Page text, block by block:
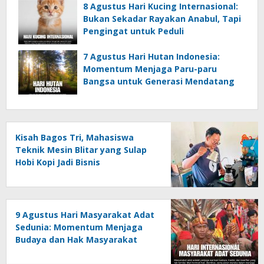
8 Agustus Hari Kucing Internasional:
Bukan Sekadar Rayakan Anabul, Tapi
Pengingat untuk Peduli
7 Agustus Hari Hutan Indonesia:
Momentum Menjaga Paru-paru
Bangsa untuk Generasi Mendatang
Kisah Bagos Tri, Mahasiswa
Teknik Mesin Blitar yang Sulap
Hobi Kopi Jadi Bisnis
9 Agustus Hari Masyarakat Adat
Sedunia: Momentum Menjaga
Budaya dan Hak Masyarakat